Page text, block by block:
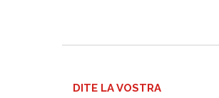
DITE LA VOSTRA